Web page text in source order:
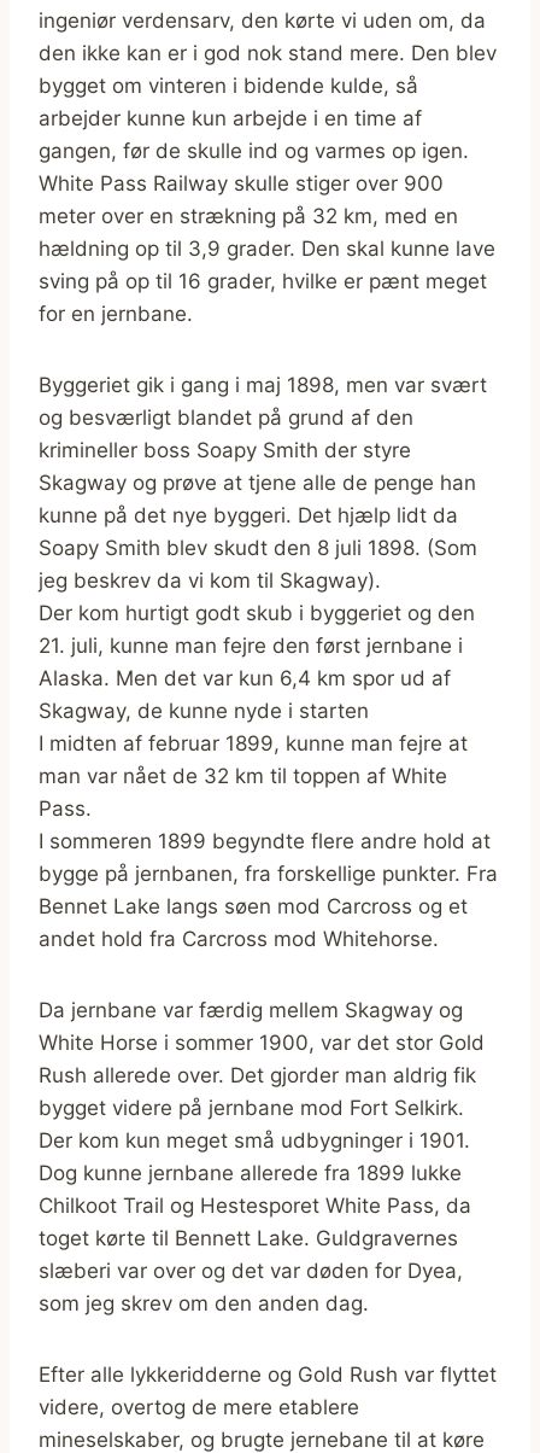
ingeniør verdensarv, den kørte vi uden om, da
den ikke kan er i god nok stand mere. Den blev
bygget om vinteren i bidende kulde, så
arbejder kunne kun arbejde i en time af
gangen, før de skulle ind og varmes op igen.
White Pass Railway skulle stiger over 900
meter over en strækning på 32 km, med en
hældning op til 3,9 grader. Den skal kunne lave
sving på op til 16 grader, hvilke er pænt meget
for en jernbane.
Byggeriet gik i gang i maj 1898, men var svært
og besværligt blandet på grund af den
krimineller boss Soapy Smith der styre
Skagway og prøve at tjene alle de penge han
kunne på det nye byggeri. Det hjælp lidt da
Soapy Smith blev skudt den 8 juli 1898. (Som
jeg beskrev da vi kom til Skagway).
Der kom hurtigt godt skub i byggeriet og den
21. juli, kunne man fejre den først jernbane i
Alaska. Men det var kun 6,4 km spor ud af
Skagway, de kunne nyde i starten
I midten af februar 1899, kunne man fejre at
man var nået de 32 km til toppen af White
Pass.
I sommeren 1899 begyndte flere andre hold at
bygge på jernbanen, fra forskellige punkter. Fra
Bennet Lake langs søen mod Carcross og et
andet hold fra Carcross mod Whitehorse.
Da jernbane var færdig mellem Skagway og
White Horse i sommer 1900, var det stor Gold
Rush allerede over. Det gjorder man aldrig fik
bygget videre på jernbane mod Fort Selkirk.
Der kom kun meget små udbygninger i 1901.
Dog kunne jernbane allerede fra 1899 lukke
Chilkoot Trail og Hestesporet White Pass, da
toget kørte til Bennett Lake. Guldgravernes
slæberi var over og det var døden for Dyea,
som jeg skrev om den anden dag.
Efter alle lykkeridderne og Gold Rush var flyttet
videre, overtog de mere etablere
mineselskaber, og brugte jernebane til at køre